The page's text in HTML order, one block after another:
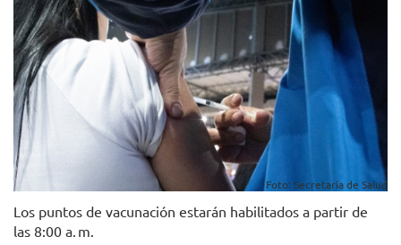
Foto: Secretaría de Salud
Los puntos de vacunación estarán habilitados a partir de
las 8:00 a. m.